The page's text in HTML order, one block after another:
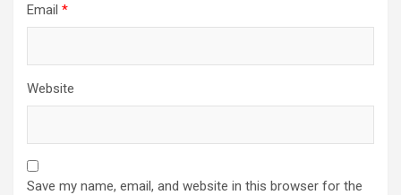
Email *
Website
Save my name, email, and website in this browser for the